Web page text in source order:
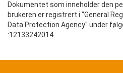
Dokumentet som inneholder den
brukeren er registrert i "General
Data Protection Agency" under
:12133242014